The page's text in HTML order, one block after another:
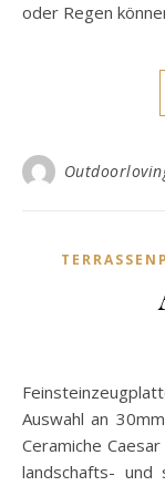
oder Regen
Feinsteinzeugplatten in 30mm Stärke! AEXTRA30 ist die
Auswahl an
Ceramiche
landschafts- und